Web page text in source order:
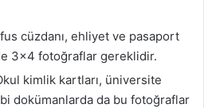
cüzdanı, ehliyet ve pasaport
3×4 fotoğraflar gereklidir.
kimlik kartları, üniversite
dokümanlarda da bu fotoğraflar